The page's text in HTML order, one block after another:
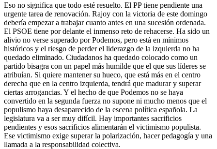
Eso no significa que todo esté resuelto. El PP tiene pendiente una
urgente tarea de renovación. Rajoy con la victoria de este domingo
debería empezar a trabajar cuanto antes en una sucesión ordenada.
El PSOE tiene por delante el inmenso reto de rehacerse. Ha sido un
alivio no verse superado por Podemos, pero está en mínimos
históricos y el riesgo de perder el liderazgo de la izquierda no ha
quedado eliminado. Ciudadanos ha quedado colocado como un
partido bisagra con un papel más humilde que el que sus líderes se
atribuían. Si quiere mantener su hueco, que está más en el centro
derecha que en la centro izquierda, tendrá que madurar y superar
ciertas arrogancias. Y el hecho de que Podemos no se haya
convertido en la segunda fuerza no supone ni mucho menos que el
populismo haya desaparecido de la escena política española. La
legislatura va a ser muy difícil. Hay importantes sacrificios
pendientes y esos sacrificios alimentarán el victimismo populista.
Ese victimismo exige superar la polarización, hacer pedagogía y una
llamada a la responsabilidad colectiva.